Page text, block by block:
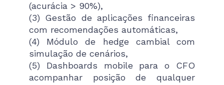
(acurácia > 90%),
(3) Gestão de aplicações financeiras
com recomendações automáticas,
(4) Módulo de hedge cambial com
simulação de cenários,
(5) Dashboards mobile para o CFO
acompanhar posição de qualquer